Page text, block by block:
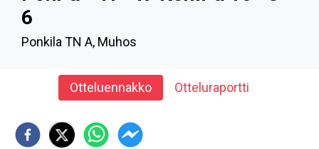
6
Ponkila TN A, Muhos
Otteluennakko Otteluraportti